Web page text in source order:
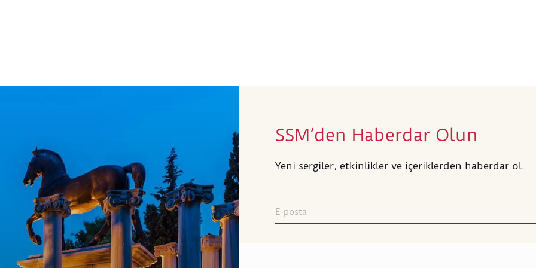
SSM’den Haberdar Olun
Yeni sergiler, etkinlikler ve içeriklerden haberdar ol.